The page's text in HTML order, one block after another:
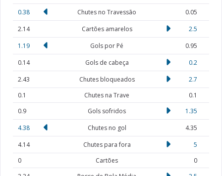
0.38
Chutes no Travessão
0.05
2.14
Cartões amarelos
2.5
1.19
Gols por Pé
0.95
0.14
Gols de cabeça
0.2
2.43
Chutes bloqueados
2.7
0.1
Chutes na Trave
0.1
0.9
Gols sofridos
1.35
4.38
Chutes no gol
4.35
4.14
Chutes para fora
5
0
Cartões
0